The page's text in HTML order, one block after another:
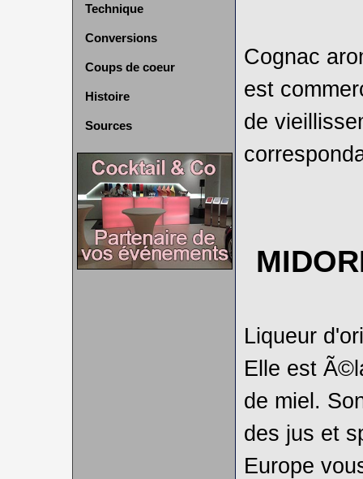
Technique
Conversions
Coups de coeur
Histoire
Sources
Cognac
est
de
Liqueur
Elle est
de miel.
des jus et
Europe